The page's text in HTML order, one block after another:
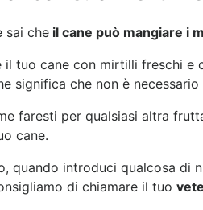
sai che il cane può mangiare i
il tuo cane con mirtilli freschi
significa che non è
faresti per qualsiasi altra
cane.
quando introduci qualcosa di
di chiamare il tuo